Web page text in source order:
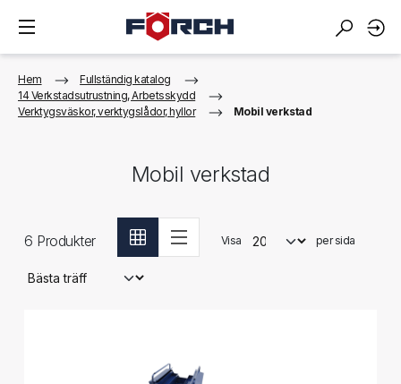
Hem
Fullständig katalog
14 Verkstadsutrustning, Arbetsskydd
Verktygsväskor, verktygslådor, hyllor
Mobil verkstad
Mobil verkstad
6 Produkter Visa per sida